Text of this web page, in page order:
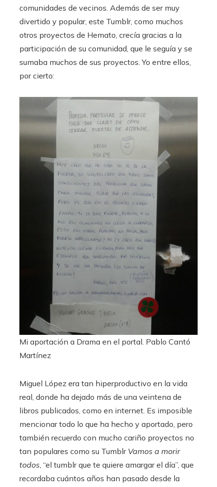
comunidades de vecinos. Además de ser muy
divertido y popular, este Tumblr, como muchos
otros proyectos de Hemato, crecía gracias a la
participación de su comunidad, que le seguía y se
sumaba muchos de sus proyectos. Yo entre ellos,
por cierto:
Mi aportación a Drama en el portal. Pablo Cantó
Martínez
Miguel López era tan hiperproductivo en la vida
real, donde ha dejado más de una veintena de
libros publicados, como en internet. Es imposible
mencionar todo lo que ha hecho y aportado, pero
también recuerdo con mucho cariño proyectos no
tan populares como su Tumblr Vamos a morir
todos , “el tumblr que te quiere amargar el día”, que
recordaba cuántos años han pasado desde la